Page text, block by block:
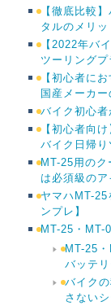
【徹底比較
タルのメリッ
【2022年バ
ツーリング
【初心者に
国産メーカー
バイク初心
【初心者向
バイク日帰
MT-25用のク
は必須級の
ヤマハMT-25
ンプレ】
MT-25・MT-
MT-25
バッテリ
バイク
さない